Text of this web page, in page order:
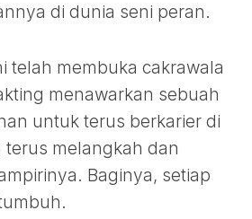
di dunia seni peran.
telah membuka cakrawala
menawarkan sebuah
untuk terus berkarier di
melangkah dan
Baginya, setiap